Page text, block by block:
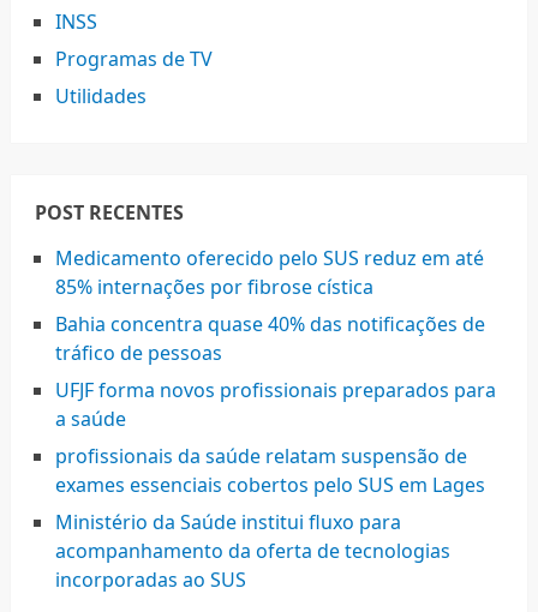
INSS
Programas de TV
Utilidades
POST RECENTES
Medicamento oferecido pelo SUS reduz em até
85% internações por fibrose cística
Bahia concentra quase 40% das notificações de
tráfico de pessoas
UFJF forma novos profissionais preparados para
a saúde
profissionais da saúde relatam suspensão de
exames essenciais cobertos pelo SUS em Lages
Ministério da Saúde institui fluxo para
acompanhamento da oferta de tecnologias
incorporadas ao SUS